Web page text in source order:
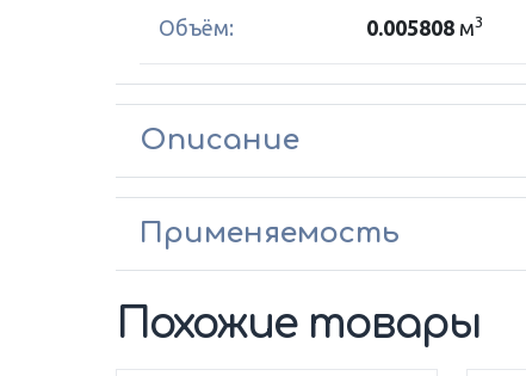
Объём: 0.005808 м3
Описание
Применяемость
Похожие товары